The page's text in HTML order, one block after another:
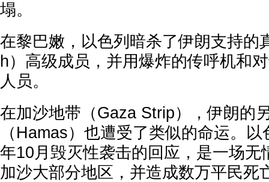
塌。
在黎巴嫩，以色列暗杀了伊朗支持的
h）高级成员，并用爆炸的传呼机和
人员。
在加沙地带（Gaza Strip），伊朗的
（Hamas）也遭受了类似的命运。
年10月毁灭性袭击的回应，是一场无
加沙大部分地区，并造成数万平民死